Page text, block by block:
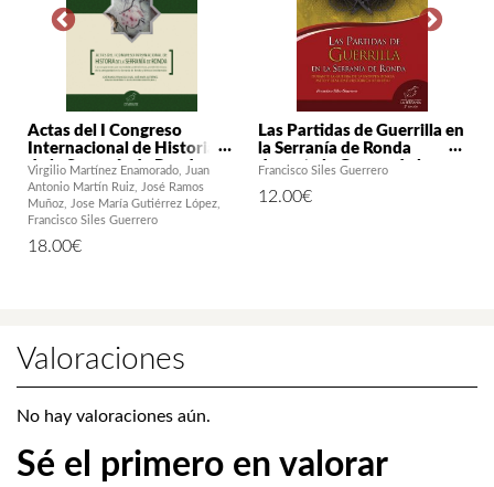
Actas del I Congreso
Internacional de Historia
de la Serranía de Ronda
Virgilio Martínez Enamorado Juan
Antonio Martín Ruiz José Ramos
Muñoz Jose María Gutiérrez López
Francisco Siles Guerrero
18.00€
Las Partidas de Guerrilla en
la Serranía de Ronda
durante la Guerra de la
realidad histórica (1810-
Francisco Siles Guerrero
12.00€
Valoraciones
No hay valoraciones aún.
Sé el primero en valorar